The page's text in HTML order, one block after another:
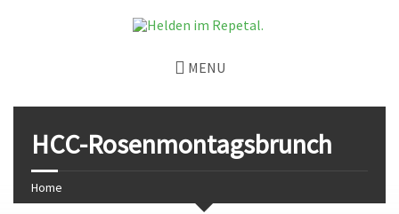
MENU
HCC-Rosenmontagsbrunch
Home